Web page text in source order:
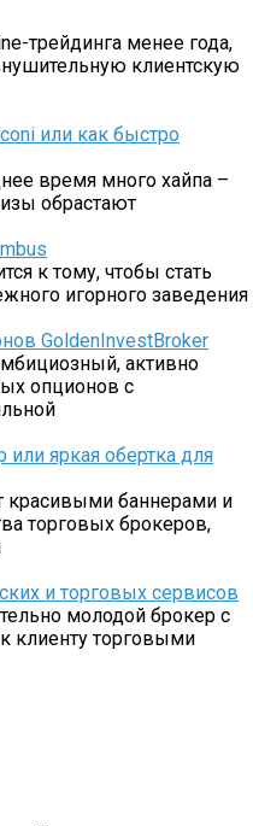
трейдинга менее года,
клиентскую
или как быстро
время много хайпа –
обрастают
к тому, чтобы стать
игорного заведения
GoldenInvestBroker
активно
опционов с
яркая обертка для
красивыми баннерами и
торговых брокеров,
и торговых сервисов
молодой брокер с
клиенту торговыми